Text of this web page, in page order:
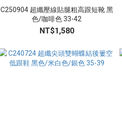
C250904 超纖壓線貼腿粗高跟短靴 黑
色/咖啡色 33-42
NT$1,580